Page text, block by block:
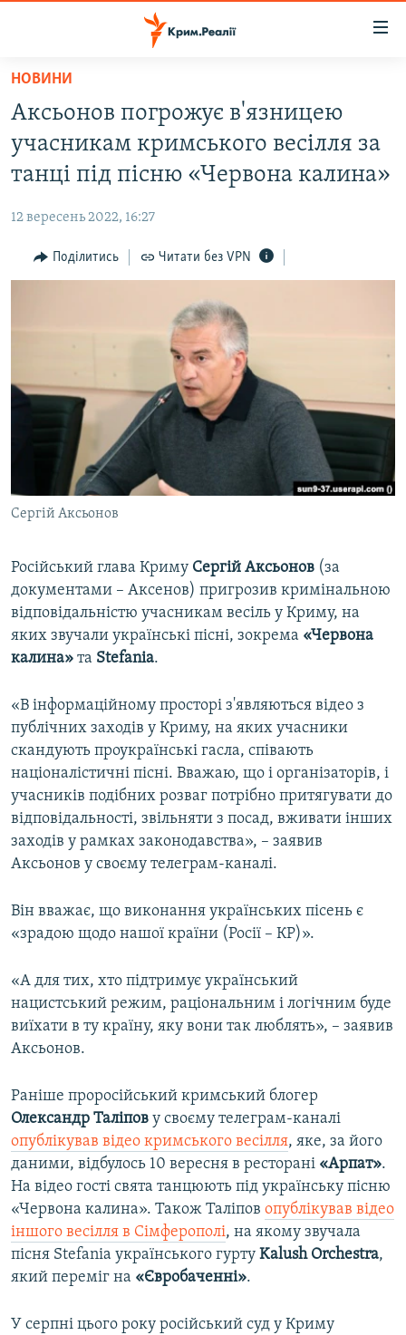
Перейти
основного
матеріалу
Перейти
до
основної
навігації
Перейти
до
ВІДЕО ТА ФОТО
БЛОГИ
ПОГЛЯД
ДЕПОРТАЦІЯ
ВІДЕОУРОКИ «ELIFBE»
СВІДЧЕННЯ ОКУПАЦІЇ
УКРАЇНСЬКА ПРОБЛЕМА КРИМУ
ІНФОГРАФІКА
ЯК ОБІЙТИ БЛОКУВАННЯ
Qırımtatar
ДОЛУЧАЙСЯ!
Усі сайти RFE/RL
НОВИНИ
Аксьонов погрожує в'язницею
учасникам кримського весілля за
танці під пісню «Червона калина»
12 вересень 2022, 16:27
Поділитись Читати без VPN
Сергій Аксьонов
Російський глава Криму Сергій Аксьонов (за
документами – Аксенов) пригрозив кримінальною
відповідальністю учасникам весіль у Криму, на
яких звучали українські пісні, зокрема «Червона
калина» та Stefania.
«В інформаційному просторі з'являються відео з
публічних заходів у Криму, на яких учасники
скандують проукраїнські гасла, співають
націоналістичні пісні. Вважаю, що і організаторів, і
учасників подібних розваг потрібно притягувати до
відповідальності, звільняти з посад, вживати інших
заходів у рамках законодавства», – заявив
Аксьонов у своєму телеграм-каналі.
Він вважає, що виконання українських пісень є
«зрадою щодо нашої країни (Росії – КР)».
«А для тих, хто підтримує український
нацистський режим, раціональним і логічним буде
виїхати в ту країну, яку вони так люблять», – заявив
Аксьонов.
Раніше проросійський кримський блогер
Олександр Таліпов у своєму телеграм-каналі
опублікував відео кримського весілля, яке, за його
даними, відбулось 10 вересня в ресторані «Арпат».
На відео гості свята танцюють під українську пісню
«Червона калина». Також Таліпов опублікував відео
іншого весілля в Сімферополі, на якому звучала
пісня Stefania українського гурту Kalush Orchestra,
який переміг на «Євробаченні».
У серпні цього року російський суд у Криму